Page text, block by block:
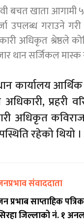
बचत खाता आगामी
उपलब्ध गराउने गरी
अधिकृत श्रेष्ठले
थान सर्जिकल मास्क
कार्यालय
प्रहरी
अधिकृत
रहेको थियो ।
संवाददाता
प्रभाब साप्ताहिक
जिल्लाको नं. १